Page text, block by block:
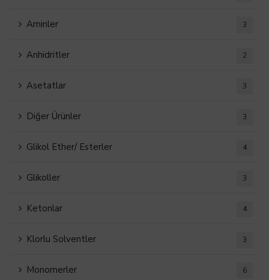
Aminler 3
Anhidritler 2
Asetatlar 3
Diğer Ürünler 3
Glikol Ether/ Esterler 4
Glikoller 3
Ketonlar 4
Klorlu Solventler 3
Monomerler 6